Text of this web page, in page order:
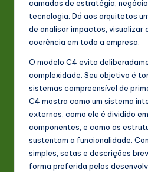
camadas de estratégia,
tecnologia. Dá aos arquitetos
de analisar impactos, visualizar
coerência em toda a empresa.
O modelo C4 evita
complexidade. Seu objetivo é
sistemas compreensível de
C4 mostra como um sistema
externos, como ele é dividido
componentes, e como as
sustentam a funcionalidade.
simples, setas e descrições
forma preferida pelos